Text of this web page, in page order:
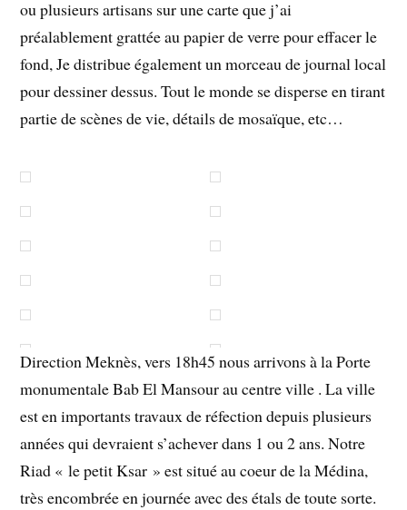
ou plusieurs artisans sur une carte que j’ai
préalablement grattée au papier de verre pour effacer le
fond, Je distribue également un morceau de journal local
pour dessiner dessus. Tout le monde se disperse en tirant
partie de scènes de vie, détails de mosaïque, etc…
Direction Meknès, vers 18h45 nous arrivons à la Porte
monumentale Bab El Mansour au centre ville . La ville
est en importants travaux de réfection depuis plusieurs
années qui devraient s’achever dans 1 ou 2 ans. Notre
Riad « le petit Ksar » est situé au coeur de la Médina,
très encombrée en journée avec des étals de toute sorte.